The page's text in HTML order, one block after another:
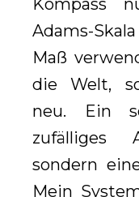
Kompass
Adams-
Maß
die Welt,
neu. Ein
zufälliges
sondern
Mein